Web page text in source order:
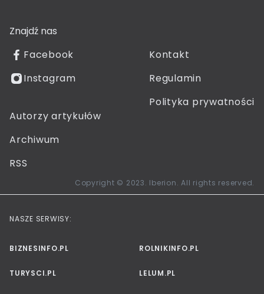
Znajdź nas
Facebook
Instagram
Kontakt
Regulamin
Polityka prywatności
Autorzy artykułów
Archiwum
RSS
Copyright © 2023. Iberion. All rights reserved.
NASZE SERWISY:
BIZNESINFO.PL ROLNIKINFO.PL
TURYSCI.PL LELUM.PL